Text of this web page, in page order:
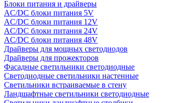
Блоки питания и драйверы
AC/DC блоки питания 5V
AC/DC блоки питания 12V
AC/DC блоки питания 24V
AC/DC блоки питания 48V
Драйверы для мощных светодиодов
Драйверы для прожекторов
Фасадные светильники светодиодные
Светодиодные светильники настенные
Светильники встраиваемые в стену
Ландшафтные светильники светодиодные